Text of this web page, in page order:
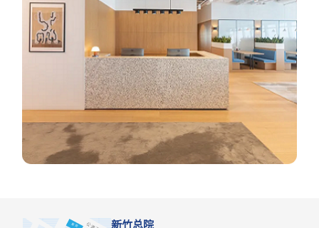
新竹总院